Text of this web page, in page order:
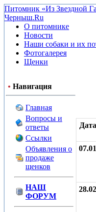
Питомник «Из Звездной
Черныш.Ru
О питомнике
Новости
Наши собаки и их
Фотогалерея
Щенки
• Навигация
Главная
Вопросы и
ответы
Ссылки
Объявления о
продаже
щенков
НАШ
ФОРУМ
Дата
07.01
28.02